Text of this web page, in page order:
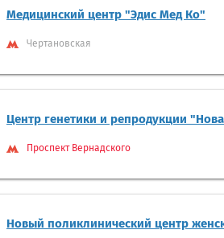
Медицинский центр "Эдис Мед Ко"
Чертановская
Центр генетики и репродукции
Проспект Вернадского
Новый поликлинический центр